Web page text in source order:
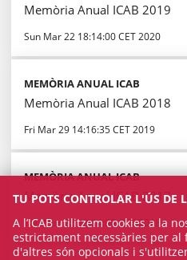
Memòria Anual ICAB 2019
Sun Mar 22 18:14:00 CET 2020
MEMÒRIA ANUAL ICAB
Memòria Anual ICAB 2018
Fri Mar 29 14:16:35 CET 2019
MEMÒRIA ANUAL ICAB
Memòria Anual ICAB 2017
Thu Mar 22 18:14:00 CET 2018
TU POTS CONTROLAR L'ÚS DE
A l’ICAB utilitzem cookies a la
estrictament necessàries per
d'altres són opcionals i